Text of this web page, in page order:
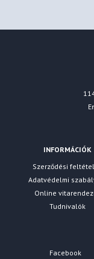
INFORMÁCIÓK
Szerződési
Adatvédelmi
Online
Tudnivalók
Facebook